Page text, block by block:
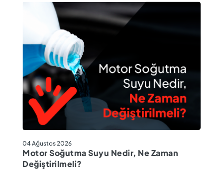
04 Ağustos 2026
Motor Soğutma Suyu Nedir, Ne Zaman
Değiştirilmeli?